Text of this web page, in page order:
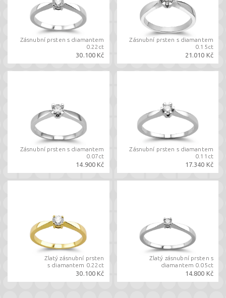
Zásnubní prsten s diamantem
0.22ct
30.100 Kč
Zásnubní prsten s diamantem
0.15ct
21.010 Kč
Zásnubní prsten s diamantem
0.07ct
14.900 Kč
Zásnubní prsten s diamantem
0.11ct
17.340 Kč
Zlatý zásnubní prsten
s diamantem 0.22ct
30.100 Kč
Zlatý zásnubní prsten s
diamantem 0.05ct
14.800 Kč